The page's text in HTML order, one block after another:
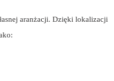
aranżacji. Dzięki lokalizacji